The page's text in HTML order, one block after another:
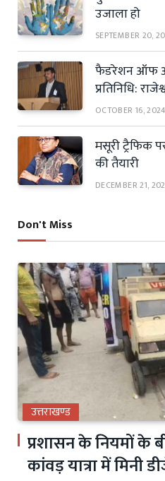
उजाला हो
SEPTEMBER 20,
फैडरेशन ऑफ
प्रतिनिधि:
OCTOBER 16, 2024
मसूरी ट्रैफिक
की तैयारी
DECEMBER 21,
Don't Miss
उत्तराखण्ड
प्रशासन के नियमों के
कांवड़ यात्रा में मिनी